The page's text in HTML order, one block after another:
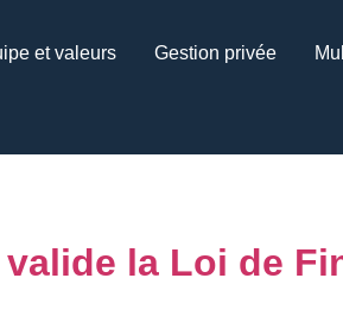
et valeurs Gestion privée
la Loi de